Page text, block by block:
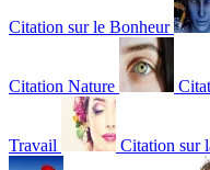
Citation sur le Bonheur
Citation Nature
Travail Citation sur